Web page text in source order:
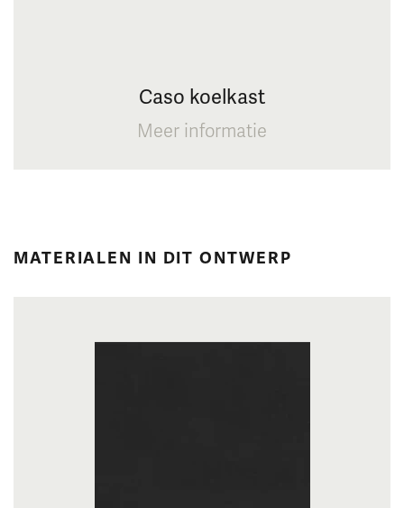
Caso koelkast
Meer informatie
MATERIALEN IN DIT ONTWERP